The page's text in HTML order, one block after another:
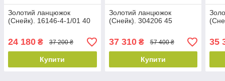
Золотий ланцюжок
(Снейк). 16146-4-1/01 40
24 180 ₴ 37 200 ₴
Купити
Золотий ланцюжок
(Снейк). 304206 45
37 310₴ 57 400 ₴
Купити
35